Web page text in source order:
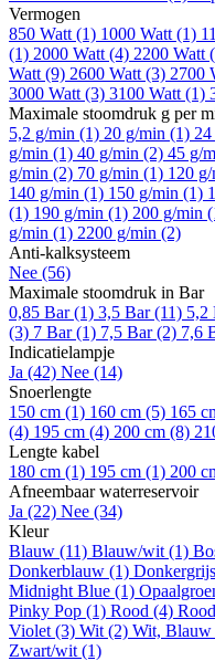
Vermogen
850 Watt (1) 1000 Watt (1)
(1) 2000 Watt (4) 2200 Watt
Watt (9) 2600 Watt (3) 2700
3000 Watt (3) 3100 Watt (1)
Maximale stoomdruk g per
5,2 g/min (1) 20 g/min (1)
g/min (1) 40 g/min (2) 45 g/
g/min (2) 70 g/min (1) 120
140 g/min (1) 150 g/min (1)
(1) 190 g/min (1) 200 g/min
g/min (1) 2200 g/min (2)
Anti-kalksysteem
Nee (56)
Maximale stoomdruk in Bar
0,85 Bar(1) 3,5 Bar(11) 5,2
(3) 7 Bar(1) 7,5 Bar(2) 7,6
Indicatielampje
Ja (42) Nee (14)
Snoerlengte
150 cm (1) 160 cm (5) 165
(4) 195 cm (4) 200 cm (8)
Lengte kabel
180 cm (1) 195 cm (1) 200
Afneembaar waterreservoir
Ja (22) Nee (34)
Kleur
Blauw (11) Blauw/wit (1)
Donkerblauw (1) Donkergrijs
Midnight Blue (1)
Pinky Pop (1) Rood (4)
Violet (3) Wit (2) Wit, Blauw
Zwart/wit (1)